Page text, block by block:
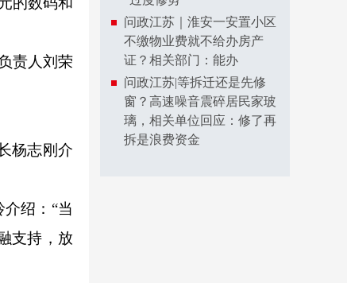
责人刘荣
杨志刚介
绍：“当
支持，放
问政江苏｜淮安一安置小区
不缴物业费就不给办房产
证？相关部门：能办
问政江苏|等拆迁还是先修
窗？高速噪音震碎居民家玻
璃，相关单位回应：修了再
拆是浪费资金